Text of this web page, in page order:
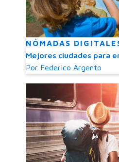
NÓMADAS
Mejores ciudades para
Por Federico Argento